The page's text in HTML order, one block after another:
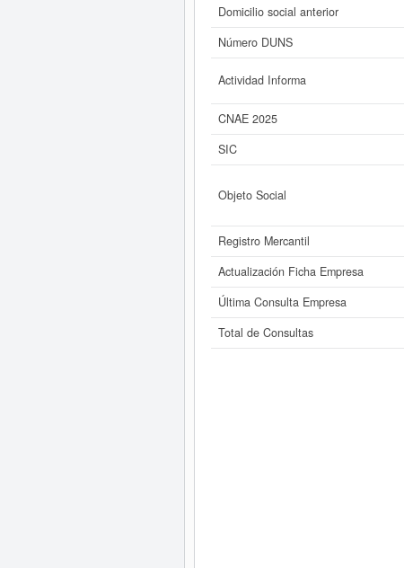
Domicilio social anterior
Número DUNS
Actividad Informa
CNAE 2025
SIC
Objeto Social
Registro Mercantil
Actualización Ficha Empresa
Última Consulta Empresa
Total de Consultas